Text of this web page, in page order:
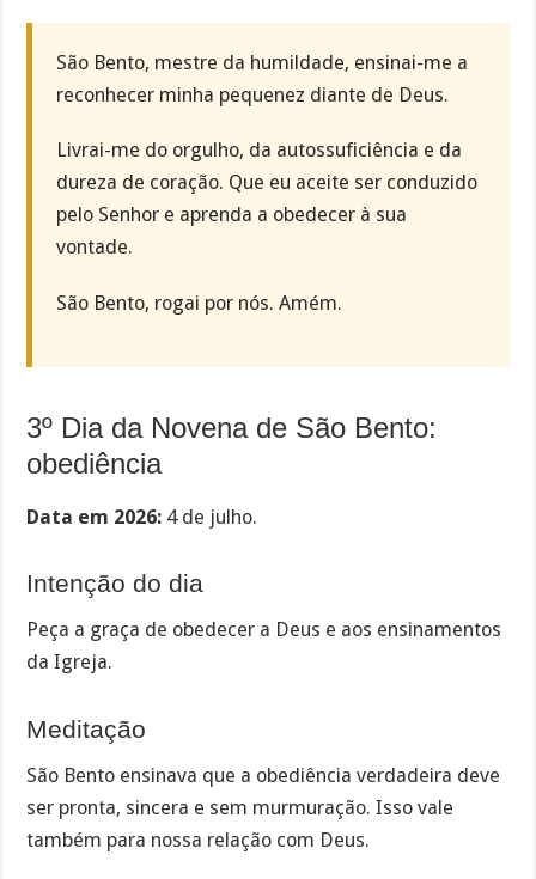
São Bento, mestre da humildade, ensinai-me a
reconhecer minha pequenez diante de Deus.
Livrai-me do orgulho, da autossuficiência e da
dureza de coração. Que eu aceite ser conduzido
pelo Senhor e aprenda a obedecer à sua
vontade.
São Bento, rogai por nós. Amém.
3º Dia da Novena de São Bento:
obediência
Data em 2026: 4 de julho.
Intenção do dia
Peça a graça de obedecer a Deus e aos ensinamentos
da Igreja.
Meditação
São Bento ensinava que a obediência verdadeira deve
ser pronta, sincera e sem murmuração. Isso vale
também para nossa relação com Deus.